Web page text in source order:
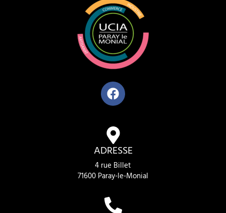
ADRESSE
4 rue Billet
71600 Paray-le-Monial